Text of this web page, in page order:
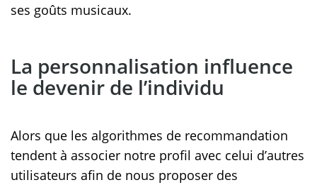
ses goûts musicaux.
La personnalisation influence
le devenir de l’individu
Alors que les algorithmes de recommandation
tendent à associer notre profil avec celui d’autres
utilisateurs afin de nous proposer des